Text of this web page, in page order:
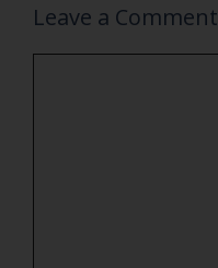
Leave a Comment